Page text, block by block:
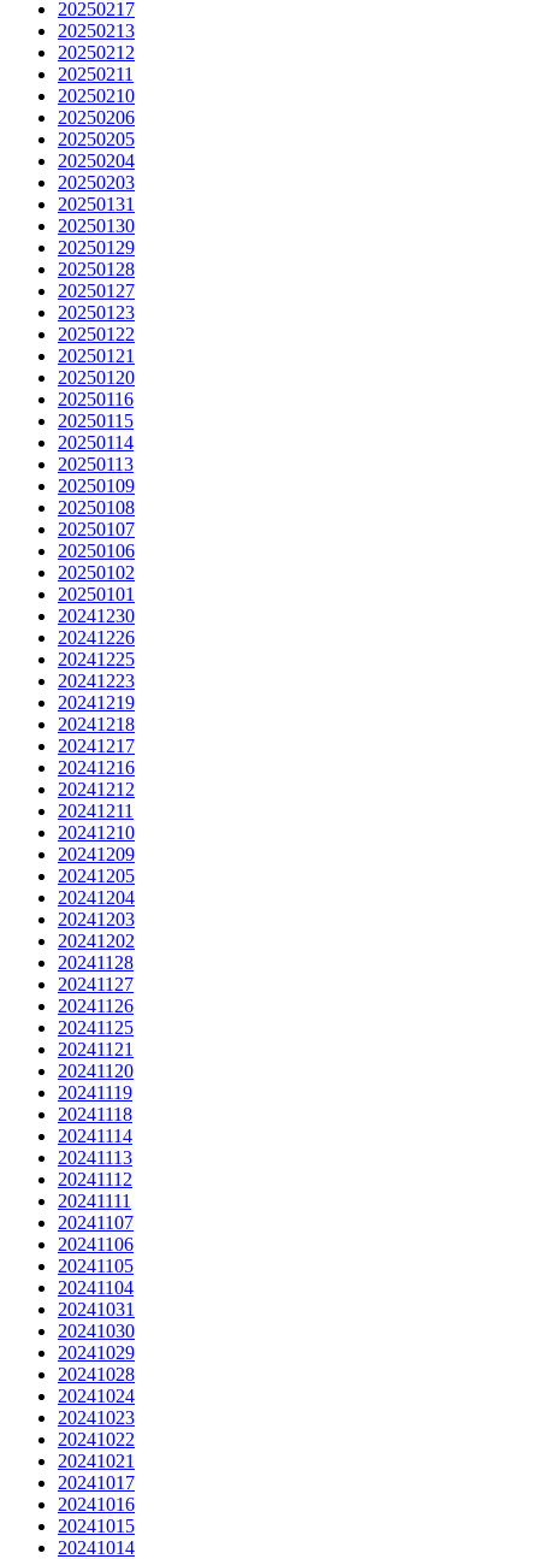
20250217
20250213
20250212
20250211
20250210
20250206
20250205
20250204
20250203
20250131
20250130
20250129
20250128
20250127
20250123
20250122
20250121
20250120
20250116
20250115
20250114
20250113
20250109
20250108
20250107
20250106
20250102
20250101
20241230
20241226
20241225
20241223
20241219
20241218
20241217
20241216
20241212
20241211
20241210
20241209
20241205
20241204
20241203
20241202
20241128
20241127
20241126
20241125
20241121
20241120
20241119
20241118
20241114
20241113
20241112
20241111
20241107
20241106
20241105
20241104
20241031
20241030
20241029
20241028
20241024
20241023
20241022
20241021
20241017
20241016
20241015
20241014